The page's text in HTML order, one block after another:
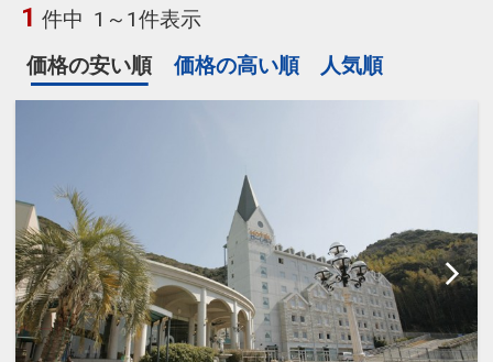
1 件中 1～1件表示
価格の安い順
価格の高い順 人気順